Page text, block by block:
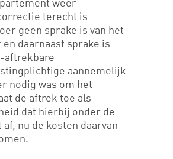
terecht is
geen sprake is van het
daarnaast sprake is
aftrekbare
aannemelijk
nodig was om het
de aftrek toe als
dat hierbij onder de
nu de kosten daarvan